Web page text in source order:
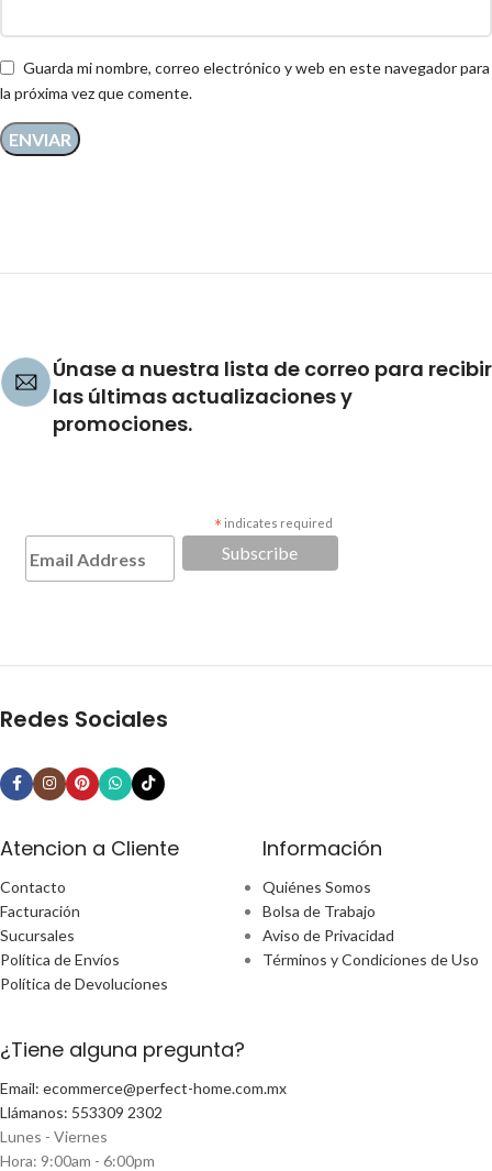
Guarda mi nombre, correo electrónico y web en este navegador para
la próxima vez que comente.
Únase a nuestra lista de correo para recibir
las últimas actualizaciones y
promociones.
* indicates required
Redes Sociales
Atencion a Cliente
Contacto
Facturación
Sucursales
Política de Envíos
Política de Devoluciones
Información
Quiénes Somos
Bolsa de Trabajo
Aviso de Privacidad
Términos y Condiciones de Uso
¿Tiene alguna pregunta?
Email: ecommerce@perfect-home.com.mx
Llámanos: 553309 2302
Lunes - Viernes
Hora: 9:00am - 6:00pm